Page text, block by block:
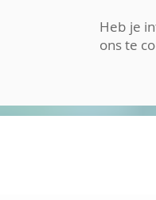
Heb je
ons te